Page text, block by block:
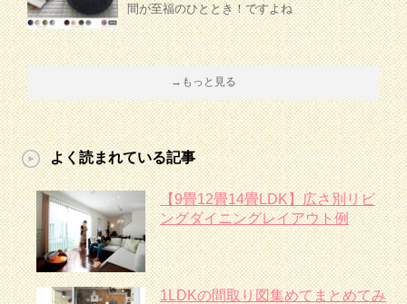
間が至福のひととき！ですよね
→もっと見る
よく読まれている記事
【9畳12畳14畳LDK】広さ別リビ
ングダイニングレイアウト例
1LDKの間取り図集めてまとめてみ